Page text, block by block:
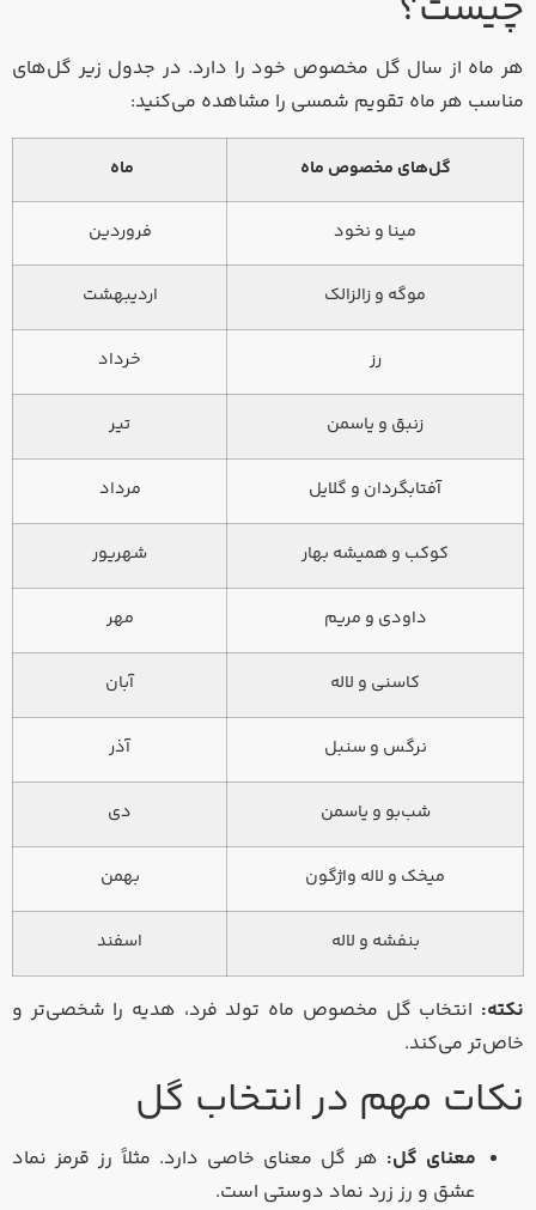
هر ماه از سال گل مخصوص خود را دارد. در جدول زیر گل‌های
مناسب هر ماه تقویم شمسی را مشاهده می‌کنید:
گل‌های مخصوص ماه ماه
مینا و نخود فروردین
موگه و زالزالک اردیبهشت
رز خرداد
زنبق و یاسمن تیر
آفتابگردان و گلایل مرداد
کوکب و همیشه بهار شهریور
داودی و مریم مهر
کاسنی و لاله آبان
نرگس و سنبل آذر
شب‌بو و یاسمن دی
میخک و لاله واژگون بهمن
بنفشه و لاله اسفند
نکته: انتخاب گل مخصوص ماه تولد فرد، هدیه را شخصی‌تر و
خاص‌تر می‌کند.
نکات مهم در انتخاب گل
معنای گل: هر گل معنای خاصی دارد. مثلاً رز قرمز نماد
عشق و رز زرد نماد دوستی است.